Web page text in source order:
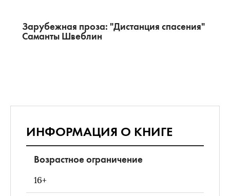
Зарубежная проза: "Дистанция спасения"
Саманты Швеблин
ИНФОРМАЦИЯ О КНИГЕ
Возрастное ограничение
16+